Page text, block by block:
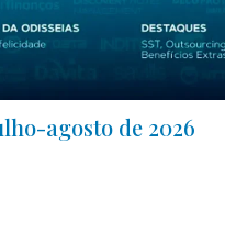
agosto de 2026